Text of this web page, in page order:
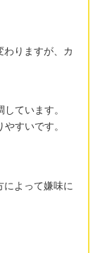
りますが、カ
ています。
すいです。
よって嫌味に